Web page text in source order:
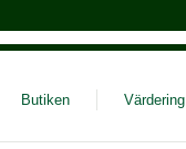
Butiken Värdering